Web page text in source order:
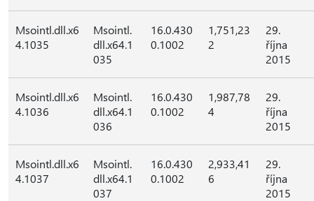
Msointl.dll.x6
4.1035
Msointl.
dll.x64.1
035
16.0.430
0.1002
1,751,23
2
29.
října
2015
Msointl.dll.x6
4.1036
Msointl.
dll.x64.1
036
16.0.430
0.1002
1,987,78
4
29.
října
2015
Msointl.dll.x6
4.1037
Msointl.
dll.x64.1
037
16.0.430
0.1002
2,933,41
6
29.
října
2015